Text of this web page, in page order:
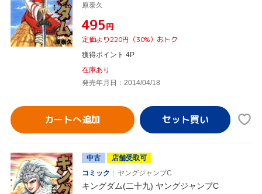
原泰久
¥495円
定価より220円（30%）おトク
獲得ポイント 4P
在庫あり
発売年月日：2014/04/18
カートへ追加
中古
店舗受取可
コミック
ヤングジャンプC
キングダム(二十九) ヤングジャンプC